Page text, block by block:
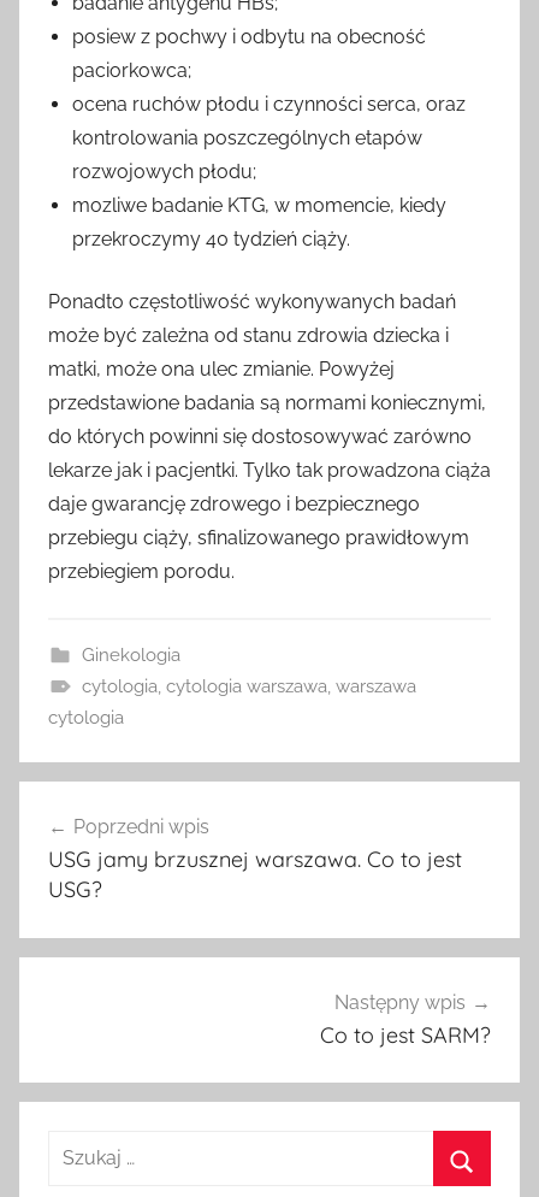
posiew z pochwy i odbytu na obecność
paciorkowca;
ocena ruchów płodu i czynności serca, oraz
kontrolowania poszczególnych etapów
rozwojowych płodu;
mozliwe badanie KTG, w momencie, kiedy
przekroczymy 40 tydzień ciąży.
Ponadto częstotliwość wykonywanych badań
może być zależna od stanu zdrowia dziecka i
matki, może ona ulec zmianie. Powyżej
przedstawione badania są normami koniecznymi,
do których powinni się dostosowywać zarówno
lekarze jak i pacjentki. Tylko tak prowadzona ciąża
daje gwarancję zdrowego i bezpiecznego
przebiegu ciąży, sfinalizowanego prawidłowym
przebiegiem porodu.
Ginekologia
cytologia, cytologia warszawa, warszawa
cytologia
wpisu
Poprzedni wpis
USG jamy brzusznej warszawa. Co to jest
USG?
Następny wpis
Co to jest SARM?
Szukaj